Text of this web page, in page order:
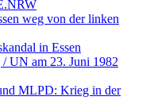
weg von der linken
in Essen
UN am 23. Juni 1982
MLPD: Krieg in der